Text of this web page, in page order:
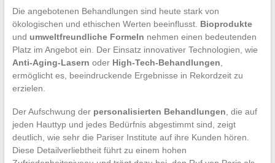
Die angebotenen Behandlungen sind heute stark von
ökologischen und ethischen Werten beeinflusst. Bioprodukte
und umweltfreundliche Formeln nehmen einen bedeutenden
Platz im Angebot ein. Der Einsatz innovativer Technologien, wie
Anti-Aging-Lasern oder High-Tech-Behandlungen
ermöglicht es, beeindruckende Ergebnisse in Rekordzeit zu
erzielen.
Der Aufschwung der personalisierten Behandlungen , die auf
jeden Hauttyp und jedes Bedürfnis abgestimmt sind, zeigt
deutlich, wie sehr die Pariser Institute auf ihre Kunden hören.
Diese Detailverliebtheit führt zu einem hohen